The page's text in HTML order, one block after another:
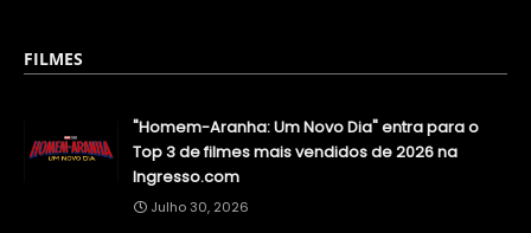
FILMES
"Homem-Aranha: Um Novo Dia" entra para o
Top 3 de filmes mais vendidos de 2026 na
Ingresso.com
Julho 30, 2026